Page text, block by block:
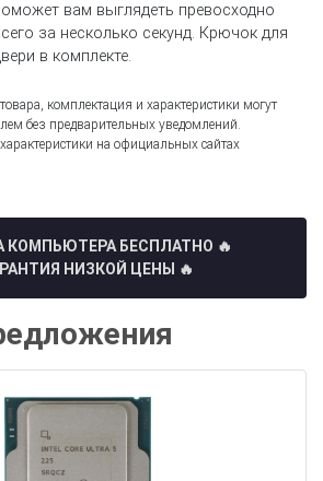
вам выглядеть превосходно
за несколько секунд. Крючок для
в комплекте.
комплектация и характеристики могут
без предварительных уведомлений.
на официальных сайтах
КОМПЬЮТЕРА БЕСПЛАТНО 🔥
НИЗКОЙ ЦЕНЫ 🔥